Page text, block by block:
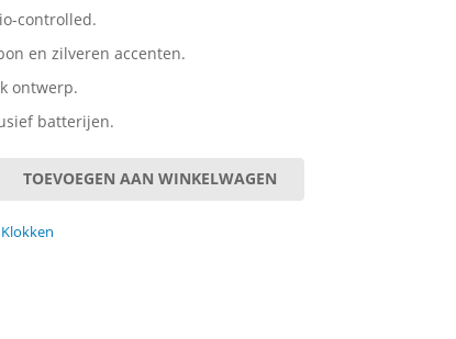
controlled.
en zilveren accenten.
ontwerp.
batterijen.
TOEVOEGEN AAN WINKELWAGEN
Klokken